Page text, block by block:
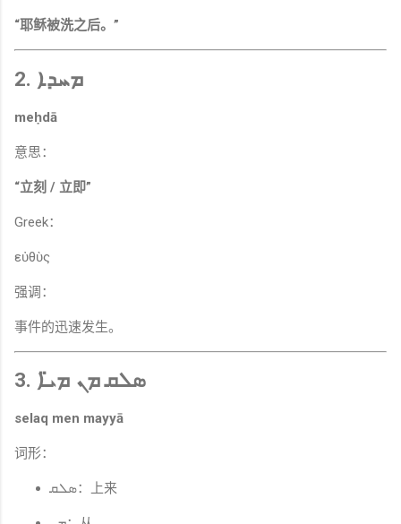
“耶稣被洗之后。”
2. ܡܚܕܐ
meḥdā
意思：
“立刻 / 立即”
Greek：
εὐθὺς
强调：
事件的迅速发生。
3. ܣܠܩ ܡܢ ܡܝ̈ܐ
selaq men mayyā
词形：
ܣܠܩ：上来